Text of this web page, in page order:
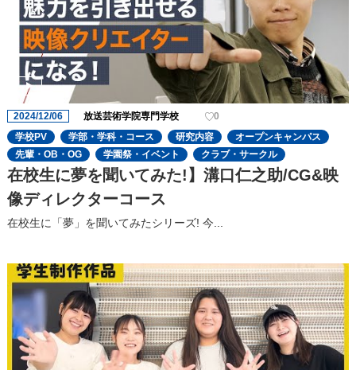
2024/12/06 放送芸術学院専門学校
0
学校PV
学部・学科・コース 研究内容
オープンキャンパス
先輩・OB・OG
学園祭・イベント クラブ・サークル
在校生に夢を聞いてみた!】溝口仁之助/CG&映
像ディレクターコース
在校生に「夢」を聞いてみたシリーズ! 今...